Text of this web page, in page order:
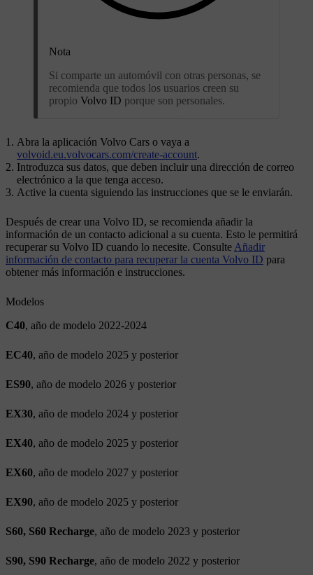
Nota
Si comparte un automóvil con otras personas, se
recomienda que todos los usuarios creen su
propio Volvo ID porque son personales.
Abra la aplicación Volvo Cars o vaya a
volvoid.eu.volvocars.com/create-account.
Introduzca sus datos, que deben incluir una dirección de correo
electrónico a la que tenga acceso.
Active la cuenta siguiendo las instrucciones que se le enviarán.
Después de crear una Volvo ID, se recomienda añadir la
información de un contacto adicional a su cuenta. Esto le permitirá
recuperar su Volvo ID cuando lo necesite. Consulte Añadir
información de contacto para recuperar la cuenta Volvo ID para
obtener más información e instrucciones.
Modelos
C40, año de modelo 2022-2024
EC40, año de modelo 2025 y posterior
ES90, año de modelo 2026 y posterior
EX30, año de modelo 2024 y posterior
EX40, año de modelo 2025 y posterior
EX60, año de modelo 2027 y posterior
EX90, año de modelo 2025 y posterior
S60, S60 Recharge, año de modelo 2023 y posterior
S90, S90 Recharge, año de modelo 2022 y posterior